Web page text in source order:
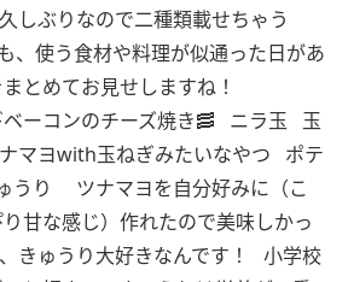
しぶりなので二種類載せちゃう
、使う食材や料理が似通った日があ
とめてお見せしますね！
ーコンのチーズ焼き🥓 ニラ玉
玉
マヨwith玉ねぎみたいなやつ
ポテ
うり
ツナマヨを自分好みに（こ
甘な感じ）作れたので美味しかっ
きゅうり大好きなんです！
小学校